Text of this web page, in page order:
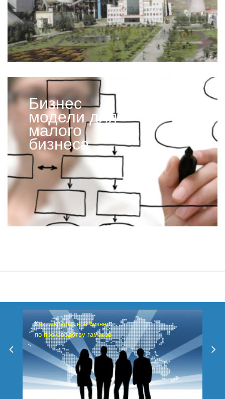
Бизнес
модели для
малого
бизнеса
Как открыть свой бизнес
по производству гамаков